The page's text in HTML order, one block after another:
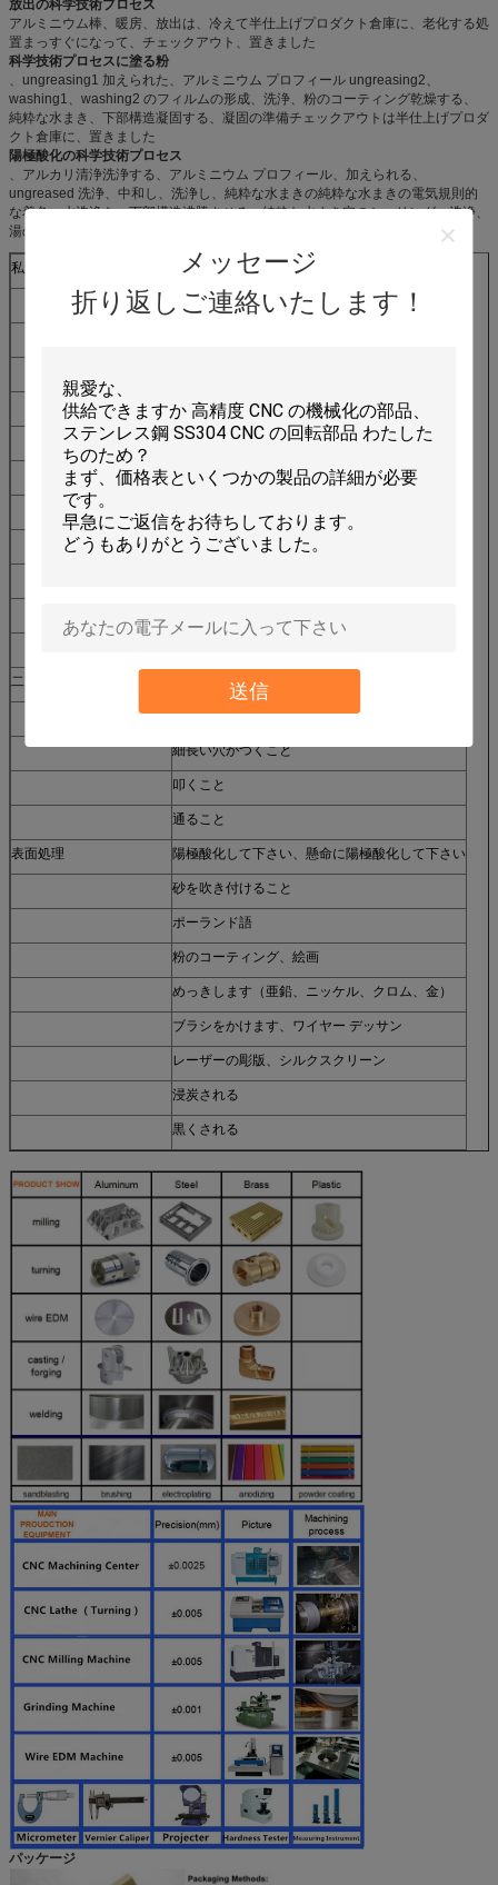
メッセージ
折り返しご連絡いたします！
送信
放出の科学技術プロセス
アルミニウム棒、暖房、放出は、冷えて半仕上げプロダクト倉庫に、老化する処
置まっすぐになって、チェックアウト、置きました
科学技術プロセスに塗る粉
、ungreasing1 加えられた、アルミニウム プロフィール ungreasing2、
washing1、washing2 のフィルムの形成、洗浄、粉のコーティング乾燥する、
純粋な水まき、下部構造凝固する、凝固の準備チェックアウトは半仕上げプロダ
クト倉庫に、置きました
陽極酸化の科学技術プロセス
、アルカリ清浄洗浄する、アルミニウム プロフィール、加えられる、
ungreased 洗浄、中和し、洗浄し、純粋な水まきの純粋な水まきの電気規則的
な着色、水洗浄を、下部構造沸騰させる、純粋な水まき穴のシーリング、洗浄、
湯の洗浄、下部構造陽極酸化します
私達の機械およびサービス CNC 機械
旋盤 回転
ドリル機械 あくこと
ボーリング機械 ジグ ボーリング
EDM EDM
Laster の切断
二次操作 溶接するろう付け
刻みをつけること
細長い穴がつくこと
叩くこと
通ること
表面処理 陽極酸化して下さい、懸命に陽極酸化して下さい
砂を吹き付けること
ポーランド語
粉のコーティング、絵画
めっきします（亜鉛、ニッケル、クロム、金）
ブラシをかけます、ワイヤー デッサン
レーザーの彫版、シルクスクリーン
浸炭される
黒くされる
パッケージ